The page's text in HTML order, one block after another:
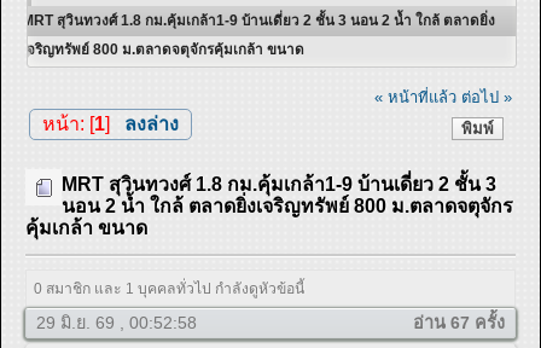
MRT สุวินทวงศ์ 1.8 กม.คุ้มเกล้า1-9 บ้านเดี่ยว 2 ชั้น 3 นอน 2 น้ำ ใกล้ ตลาดยิ่ง
เจริญทรัพย์ 800 ม.ตลาดจตุจักรคุ้มเกล้า ขนาด
« หน้าที่แล้ว ต่อไป »
พิมพ์
หน้า: [1] ลงล่าง
MRT สุวินทวงศ์ 1.8 กม.คุ้มเกล้า1-9 บ้านเดี่ยว 2 ชั้น 3
นอน 2 น้ำ ใกล้ ตลาดยิ่งเจริญทรัพย์ 800 ม.ตลาดจตุจักร
คุ้มเกล้า ขนาด
0 สมาชิก และ 1 บุคคลทั่วไป กำลังดูหัวข้อนี้
29 มิ.ย. 69 , 00:52:58 อ่าน 67 ครั้ง